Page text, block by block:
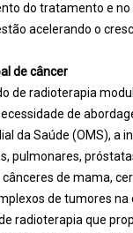
do tratamento e
acelerando o
de câncer
de radioterapia
de
da Saúde (OMS), a
pulmonares,
de mama,
de tumores
radioterapia que